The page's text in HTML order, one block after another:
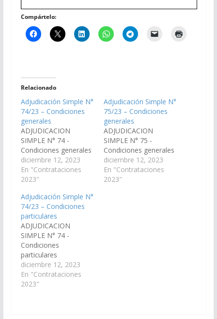
Compártelo:
Relacionado
Adjudicación Simple N°
74/23 – Condiciones
generales
ADJUDICACION
SIMPLE N° 74 -
Condiciones generales
diciembre 12, 2023
En "Contrataciones
2023"
Adjudicación Simple N°
75/23 – Condiciones
generales
ADJUDICACION
SIMPLE N° 75 -
Condiciones generales
diciembre 12, 2023
En "Contrataciones
2023"
Adjudicación Simple N°
74/23 – Condiciones
particulares
ADJUDICACION
SIMPLE N° 74 -
Condiciones
particulares
diciembre 12, 2023
En "Contrataciones
2023"